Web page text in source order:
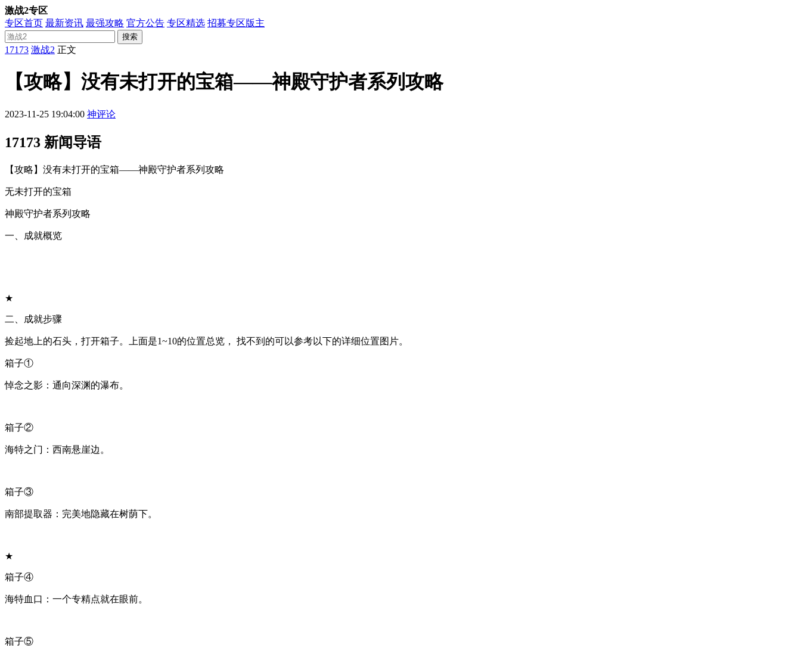
激战2专区
专区首页 最新资讯 最强攻略 官方公告 专区精选 招募专区版主
搜索
17173 激战2 正文
【攻略】没有未打开的宝箱——神殿守护者系列攻略
2023-11-25 19:04:00 神评论
17173 新闻导语
【攻略】没有未打开的宝箱——神殿守护者系列攻略
无未打开的宝箱
神殿守护者系列攻略
一、成就概览
★
二、成就步骤
捡起地上的石头，打开箱子。上面是1~10的位置总览， 找不到的可以参考以下的详细位置图片。
箱子①
悼念之影：通向深渊的瀑布。
箱子②
海特之门：西南悬崖边。
箱子③
南部提取器：完美地隐藏在树荫下。
★
箱子④
海特血口：一个专精点就在眼前。
箱子⑤